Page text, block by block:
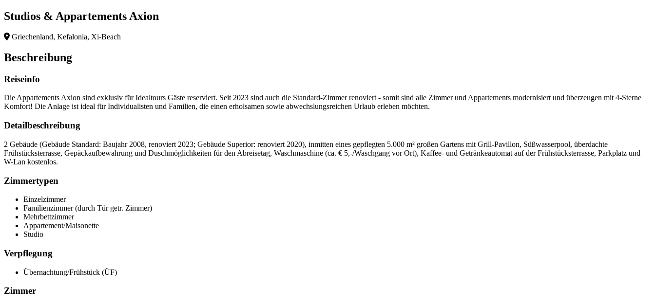
Studios & Appartements Axion
Griechenland, Kefalonia, Xi-Beach
Beschreibung
Reiseinfo
Die Appartements Axion sind exklusiv für Idealtours Gäste reserviert. Seit 2023 sind auch die Standard-Zimmer renoviert - somit sind alle Zimmer und Appartements modernisiert und überzeugen mit 4-Sterne
Komfort! Die Anlage ist ideal für Individualisten und Familien, die einen erholsamen sowie abwechslungsreichen Urlaub erleben möchten.
Detailbeschreibung
2 Gebäude (Gebäude Standard: Baujahr 2008, renoviert 2023; Gebäude Superior: renoviert 2020), inmitten eines gepflegten 5.000 m² großen Gartens mit Grill-Pavillon, Süßwasserpool, überdachte
Frühstücksterrasse, Gepäckaufbewahrung und Duschmöglichkeiten für den Abreisetag, Waschmaschine (ca. € 5,-/Waschgang vor Ort), Kaffee- und Getränkeautomat auf der Frühstücksterrasse, Parkplatz und
W-Lan kostenlos.
Zimmertypen
Einzelzimmer
Familienzimmer (durch Tür getr. Zimmer)
Mehrbettzimmer
Appartement/Maisonette
Studio
Verpflegung
Übernachtung/Frühstück (ÜF)
Zimmer